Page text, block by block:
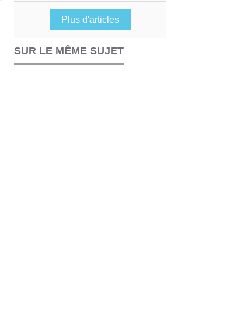
Plus d'articles
SUR LE MÊME SUJET